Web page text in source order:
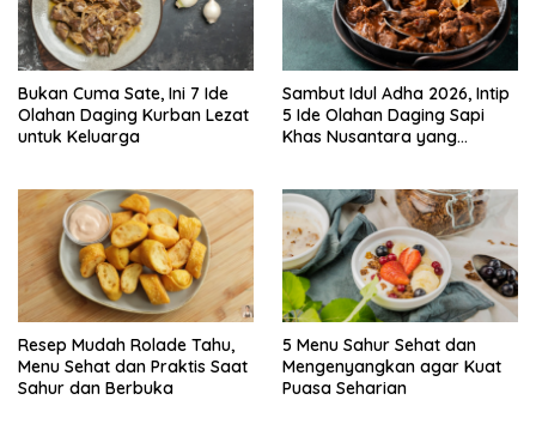
Bukan Cuma Sate, Ini 7 Ide
Olahan Daging Kurban Lezat
untuk Keluarga
Sambut Idul Adha 2026, Intip
5 Ide Olahan Daging Sapi
Khas Nusantara yang
Resep Mudah Rolade Tahu,
Menu Sehat dan Praktis Saat
Sahur dan Berbuka
5 Menu Sahur Sehat dan
Mengenyangkan agar Kuat
Puasa Seharian